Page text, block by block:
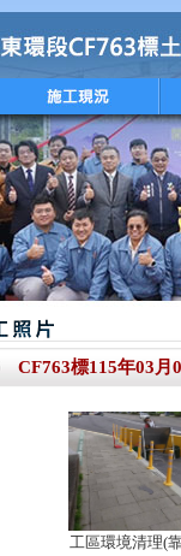
CF763標115年03月
工區環境清理(